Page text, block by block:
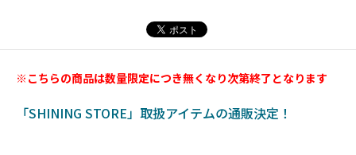
※こちらの商品は数量限定につき無くなり次第終了となります
「SHINING STORE」取扱アイテムの通販決定！